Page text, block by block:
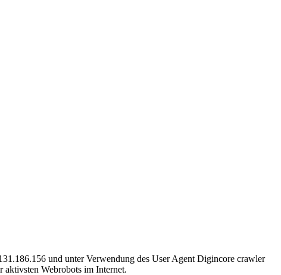
und unter Verwendung des User Agent Digincore crawler
Webrobots im Internet.